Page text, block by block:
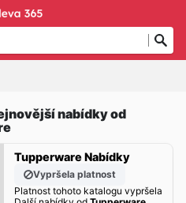
nabídky od
Tupperware Nabídky
Vypršela platnost
Platnost tohoto katalogu vypršela